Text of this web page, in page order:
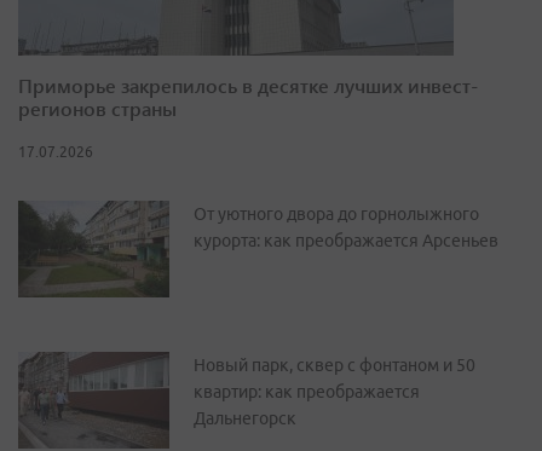
Приморье закрепилось в десятке лучших инвест-
регионов страны
17.07.2026
От уютного двора до горнолыжного
курорта: как преображается Арсеньев
Новый парк, сквер с фонтаном и 50
квартир: как преображается
Дальнегорск